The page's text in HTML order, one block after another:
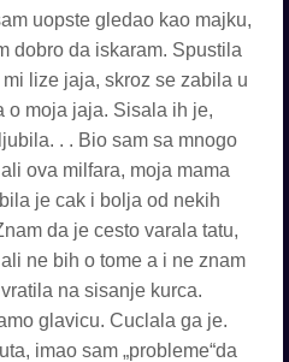
uopste gledao kao majku,
dobro da iskaram. Spustila
lize jaja, skroz se zabila u
o moja jaja. Sisala ih je,
. . Bio sam sa mnogo
ova milfara, moja mama
je cak i bolja od nekih
da je cesto varala tatu,
ne bih o tome a i ne znam
na sisanje kurca.
glavicu. Cuclala ga je.
imao sam „probleme“da